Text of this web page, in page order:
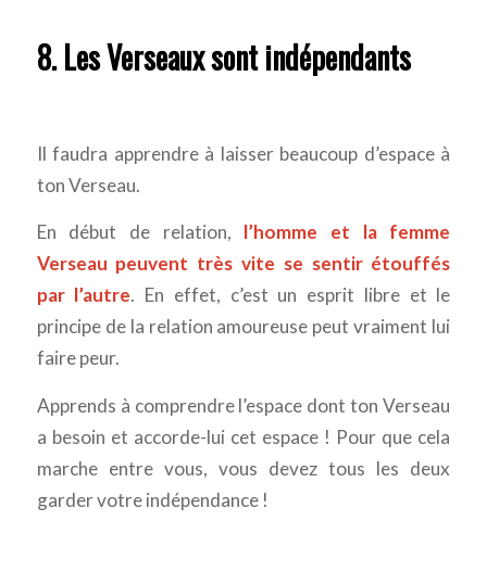
8. Les Verseaux sont indépendants
Il faudra apprendre à laisser beaucoup d’espace à
ton Verseau.
En début de relation, l’homme et la femme
Verseau peuvent très vite se sentir étouffés
par l’autre. En effet, c’est un esprit libre et le
principe de la relation amoureuse peut vraiment lui
faire peur.
Apprends à comprendre l’espace dont ton Verseau
a besoin et accorde-lui cet espace ! Pour que cela
marche entre vous, vous devez tous les deux
garder votre indépendance !